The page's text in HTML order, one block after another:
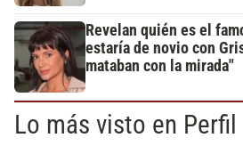
Revelan quién es el
estaría de novio con
mataban con la mirada"
Lo más visto en Perfil